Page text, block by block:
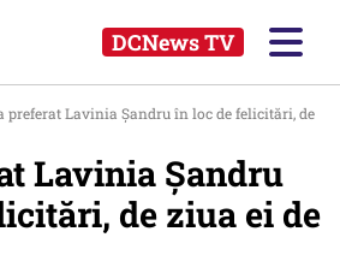
DCNews TV
preferat Lavinia Șandru în loc de felicitări, de
Lavinia Șandru
de ziua ei de